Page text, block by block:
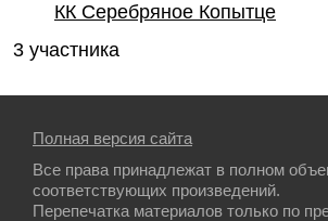
КК Серебряное Копытце
3 участника
Полная версия сайта
Все права принадлежат в полном
соответствующих произведений.
Перепечатка материалов только по